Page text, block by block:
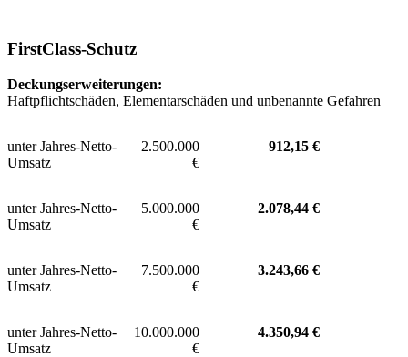
FirstClass-Schutz
Deckungserweiterungen:
Haftpflichtschäden, Elementarschäden und unbenannte Gefahren
unter Jahres-Netto-
Umsatz
2.500.000
€
912,15 €
unter Jahres-Netto-
Umsatz
5.000.000
€
2.078,44 €
unter Jahres-Netto-
Umsatz
7.500.000
€
3.243,66 €
unter Jahres-Netto-
Umsatz
10.000.000
€
4.350,94 €